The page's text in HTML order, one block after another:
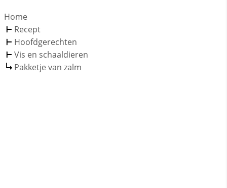
Home
Recept
Hoofdgerechten
Vis en schaaldieren
Pakketje van zalm